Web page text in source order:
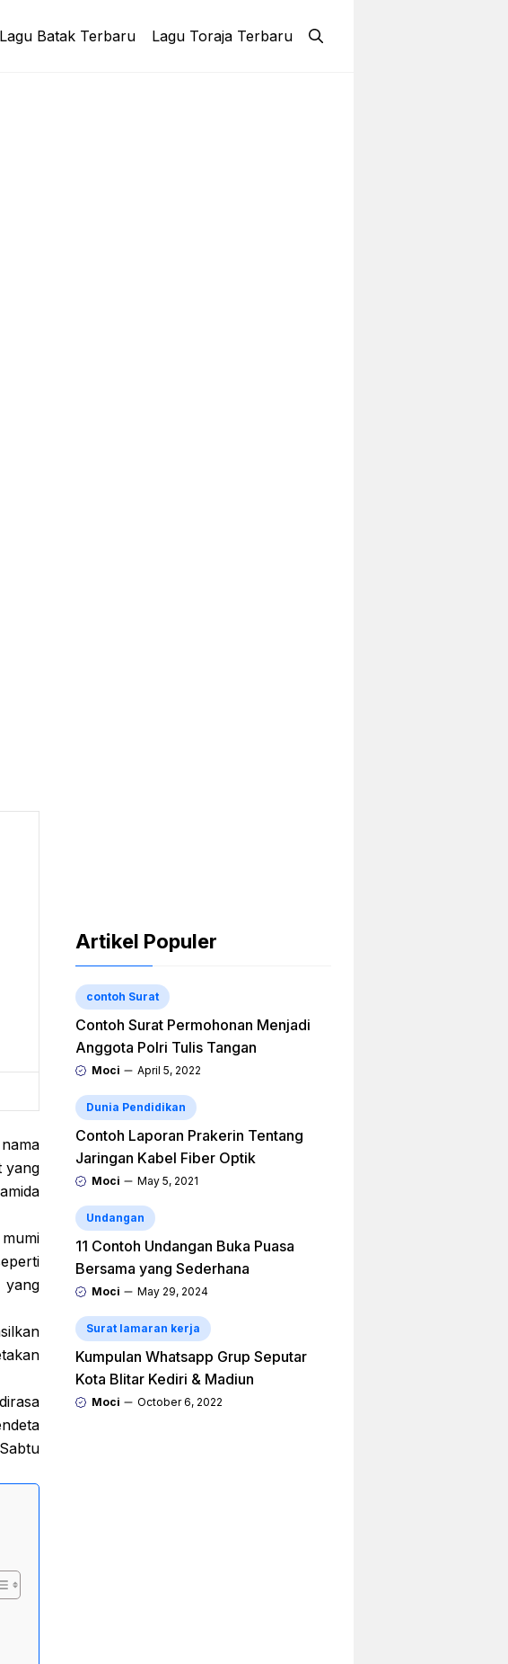
Lagu Batak Terbaru Lagu Toraja Terbaru
yang
Artikel Populer
contoh Surat
Contoh Surat Permohonan Menjadi
Anggota Polri Tulis Tangan
Moci April 5, 2022
Dunia Pendidikan
Contoh Laporan Prakerin Tentang
Jaringan Kabel Fiber Optik
Moci May 5, 2021
Undangan
11 Contoh Undangan Buka Puasa
Bersama yang Sederhana
Moci May 29, 2024
Surat lamaran kerja
Kumpulan Whatsapp Grup Seputar
Kota Blitar Kediri & Madiun
Moci October 6, 2022